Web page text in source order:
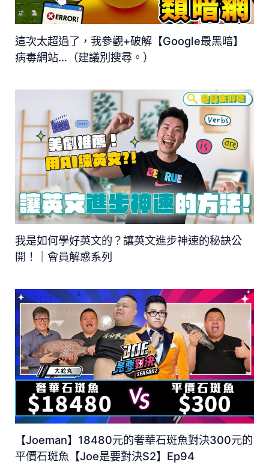
這次太超過了，我參觀+破解【Google最黑暗】
病毒網站…（建議別搜尋。）
我是如何學好英文的？讓英文進步神速的秘訣公
開！｜會員解惑系列
【Joeman】18480元的奢華石斑魚對決300元的
平價石斑魚【Joe是要對決S2】Ep94